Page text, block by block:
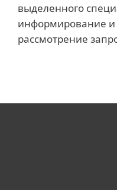
выделенного
информирование и
рассмотрение